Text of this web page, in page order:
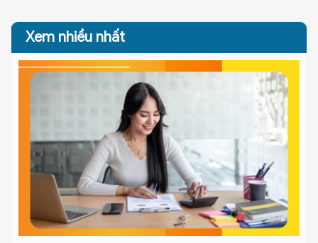
Xem nhiều nhất